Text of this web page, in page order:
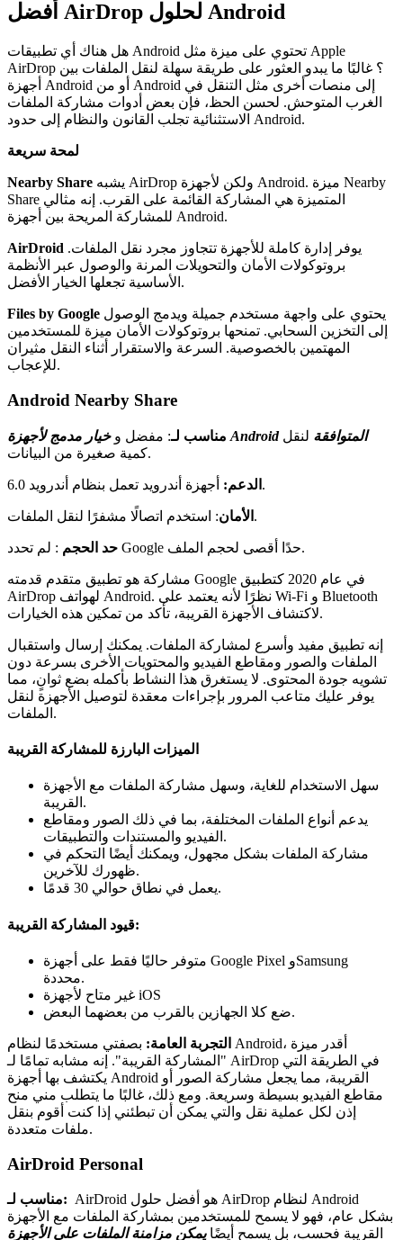
أفضل AirDrop لحلول Android
هل هناك أي تطبيقات Android تحتوي على ميزة مثل Apple
AirDrop ؟ غالبًا ما يبدو العثور على طريقة سهلة لنقل الملفات بين
أجهزة Android أو من Android إلى منصات أخرى مثل التنقل في
الغرب المتوحش. لحسن الحظ، فإن بعض أدوات مشاركة الملفات
الاستثنائية تجلب القانون والنظام إلى حدود Android.
لمحة سريعة
Nearby Share يشبه AirDrop ولكن لأجهزة Android. ميزة Nearby
Share المتميزة هي المشاركة القائمة على القرب. إنه مثالي
للمشاركة المريحة بين أجهزة Android.
AirDroid
بروتوكولات الأمان والتحويلات المرنة والوصول عبر الأنظمة
الأساسية تجعلها الخيار الأفضل.
Files by Google
إلى التخزين السحابي. تمنحها بروتوكولات الأمان ميزة للمستخدمين
المهتمين بالخصوصية. السرعة والاستقرار أثناء النقل مثيران
للإعجاب.
Android Nearby Share
مناسب لـ: مفضل و خيار مدمج لأجهزة Android المتوافقة لنقل
كمية صغيرة من البيانات.
الدعم: أجهزة أندرويد تعمل بنظام أندرويد 6.0.
الأمان : استخدم اتصالًا مشفرًا لنقل الملفات.
حد الحجم : لم تحدد Google حدًا أقصى لحجم الملف.
مشاركة هو تطبيق متقدم قدمته Google في عام 2020 كتطبيق
AirDrop لهواتف Android. نظرًا لأنه يعتمد على Wi-Fi و Bluetooth
لاكتشاف الأجهزة القريبة، تأكد من تمكين هذه الخيارات.
إنه تطبيق مفيد وأسرع لمشاركة الملفات. يمكنك إرسال واستقبال
الملفات والصور ومقاطع الفيديو والمحتويات الأخرى بسرعة دون
تشويه جودة المحتوى. لا يستغرق هذا النشاط بأكمله بضع ثوانٍ، مما
يوفر عليك متاعب المرور بإجراءات معقدة لتوصيل الأجهزة لنقل
الملفات.
الميزات البارزة للمشاركة القريبة
سهل الاستخدام للغاية، وسهل مشاركة الملفات مع الأجهزة
القريبة.
يدعم أنواع الملفات المختلفة، بما في ذلك الصور ومقاطع
الفيديو والمستندات والتطبيقات.
مشاركة الملفات بشكل مجهول، ويمكنك أيضًا التحكم في
ظهورك للآخرين.
يعمل في نطاق حوالي 30 قدمًا.
قيود المشاركة القريبة:
متوفر حاليًا فقط على أجهزة Google Pixel وSamsung
محددة.
غير متاح لأجهزة iOS
ضع كلا الجهازين بالقرب من بعضهما البعض.
التجربة العامة: بصفتي مستخدمًا لنظام Android، أقدر ميزة
"المشاركة القريبة". إنه مشابه تمامًا لـ AirDrop في الطريقة التي
يكتشف بها أجهزة Android القريبة، مما يجعل مشاركة الصور أو
مقاطع الفيديو بسيطة وسريعة. ومع ذلك، غالبًا ما يتطلب مني منح
إذن لكل عملية نقل والتي يمكن أن تبطئني إذا كنت أقوم بنقل
ملفات متعددة.
AirDroid Personal
مناسب لـ: AirDroid هو أفضل حلول AirDrop لنظام Android
بشكل عام، فهو لا يسمح للمستخدمين بمشاركة الملفات مع الأجهزة
القريبة فحسب، بل يسمح أيضًايمكن مزامنة الملفات على الأجهزة